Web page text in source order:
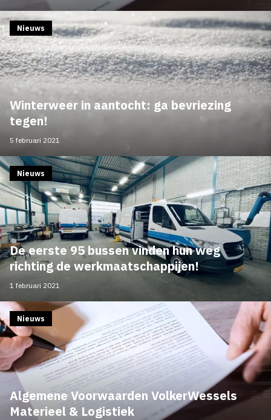
Winterweer in aantocht: ga bevriezing
tegen!
Nieuws
5 februari 2021
De eerste 95 bussen vinden hun weg
richting de werkmaatschappijen!
Nieuws
1 februari 2021
Algemene Voorwaarden VolkerWessels
Materieel & Logistiek
Nieuws